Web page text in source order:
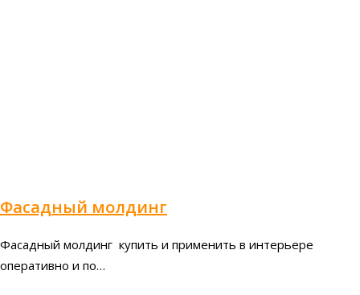
Фасадный молдинг
Фасадный молдинг купить и применить в интерьере
оперативно и по…